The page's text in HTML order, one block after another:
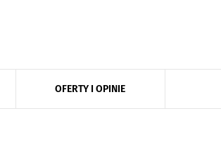
OFERTY I OPINIE